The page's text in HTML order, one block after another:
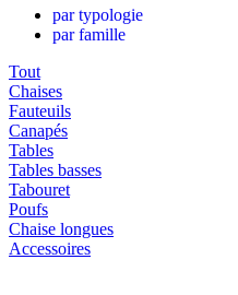
par typologie
par famille
Tout
Chaises
Fauteuils
Canapés
Tables
Tables basses
Tabouret
Poufs
Chaise longues
Accessoires